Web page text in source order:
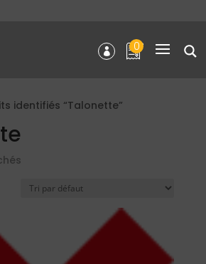
0
identifiés “Talonette”